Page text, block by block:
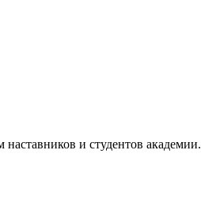
и студентов академии.